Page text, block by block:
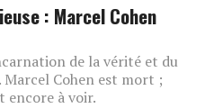
: Marcel Cohen
de la vérité et du
Cohen est mort ;
encore à voir.